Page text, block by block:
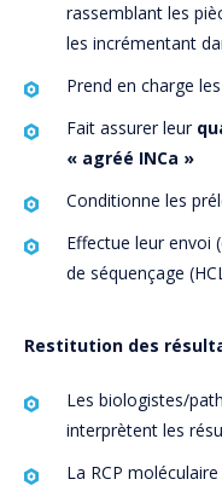
rassemblant les
les incrémentant
Prend en charge
Fait assurer leur
« agréé INCa »
Conditionne les
Effectue leur envoi
de séquençage
Restitution des
Les biologistes/
interprètent les
La RCP